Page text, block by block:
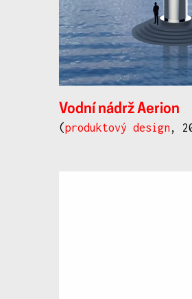
Vodní nádrž Aerion
(produktový design ,